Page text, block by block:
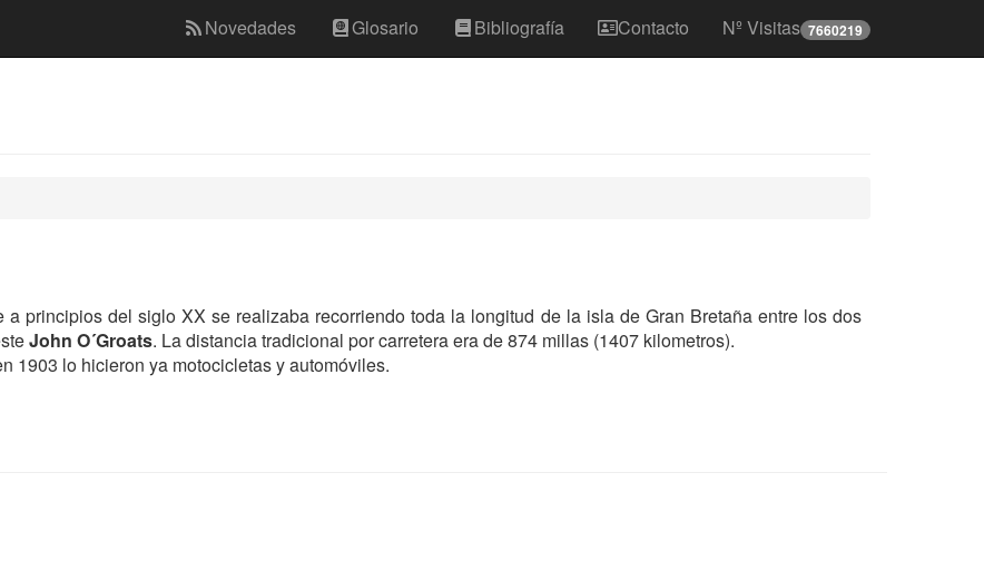
Novedades Glosario Bibliografía Contacto Nº Visitas 7660219
principios del siglo XX se realizaba recorriendo toda la longitud de la isla de Gran Bretaña entre los dos
John O´Groats. La distancia tradicional por carretera era de 874 millas (1407 kilometros).
1903 lo hicieron ya motocicletas y automóviles.